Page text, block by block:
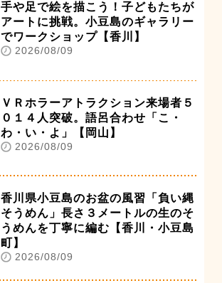
手や足で絵を描こう！子どもたちが
アートに挑戦。小豆島のギャラリー
でワークショップ【香川】
2026/08/09
ＶＲホラーアトラクション来場者５
０１４人突破。語呂合わせ「こ・
わ・い・よ」【岡山】
2026/08/09
香川県小豆島のお盆の風習「負い縄
そうめん」長さ３メートルの生のそ
うめんを丁寧に編む【香川・小豆島
町】
2026/08/09